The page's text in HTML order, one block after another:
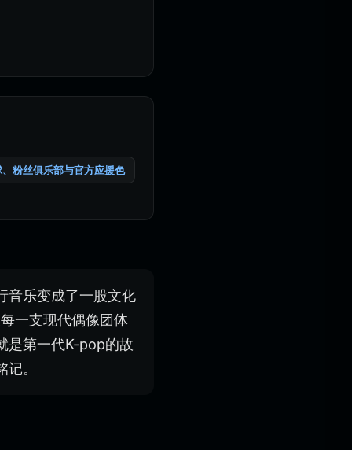
粉丝俱乐部与官方应援色
音乐变成了一股文化
一支现代偶像团体
是第一代K-pop的故
。